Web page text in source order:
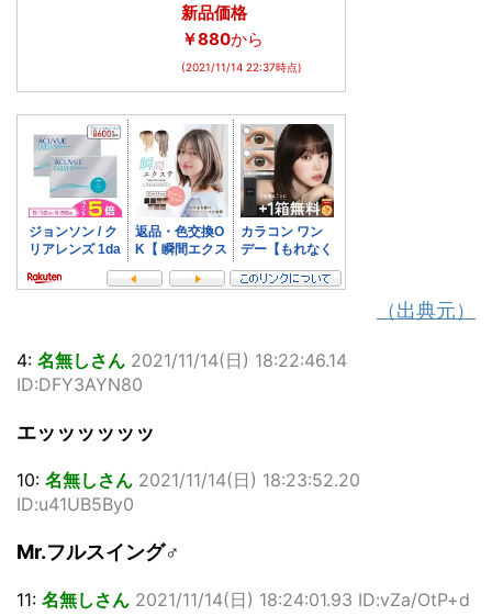
新品価格
￥880から
(2021/11/14 22:37時点)
（出典元）
4: 名無しさん 2021/11/14(日) 18:22:46.14
ID:DFY3AYN80
エッッッッッッ
10: 名無しさん 2021/11/14(日) 18:23:52.20
ID:u41UB5By0
Mr.フルスイング♂
11: 名無しさん 2021/11/14(日) 18:24:01.93 ID:vZa/OtP+d